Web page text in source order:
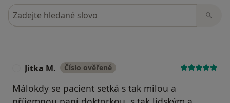
Hledejte v názorech
Jitka M. Číslo ověřené
Málokdy se pacient setká s tak milou a